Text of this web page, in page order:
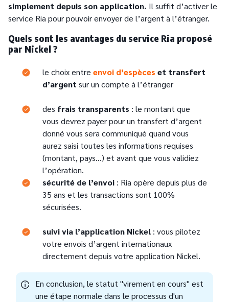
simplement depuis son application. Il suffit d’activer le
service Ria pour pouvoir envoyer de l’argent à l’étranger.
Quels sont les avantages du service Ria proposé
par Nickel ?
Text le choix entre envoi d’espèces et transfert
d’argent sur un compte à l’étranger
des frais transparents : le montant que
vous devrez payer pour un transfert d’argent
donné vous sera communiqué quand vous
aurez saisi toutes les informations requises
(montant, pays…) et avant que vous validiez
l’opération.
Text
sécurité de l’envoi : Ria opère depuis plus de
35 ans et les transactions sont 100%
sécurisées.
suivi via l’application Nickel : vous pilotez
votre envois d’argent internationaux
directement depuis votre application Nickel.
En conclusion, le statut "virement en cours" est
une étape normale dans le processus d'un